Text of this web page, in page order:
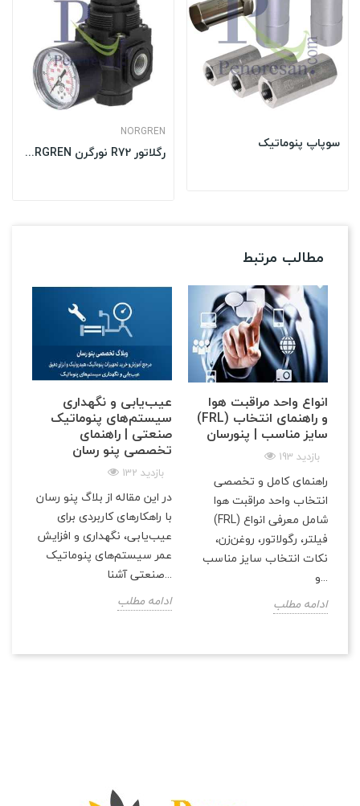
NORGREN
رگلاتور R72 نورگرن NORGREN سوپاپ پنوماتیک
مطالب مرتبط
عیب‌یابی و نگهداری
سیستم‌های پنوماتیک
صنعتی | راهنمای
تخصصی پنو رسان
132 بازدید
در این مقاله از بلاگ پنو رسان
با راهکارهای کاربردی برای
عیب‌یابی، نگهداری و افزایش
عمر سیستم‌های پنوماتیک
صنعتی آشنا...
ادامه مطلب
انواع واحد مراقبت هوا
(FRL) و راهنمای انتخاب
سایز مناسب | پنو‌رسان
193 بازدید
راهنمای کامل و تخصصی
انتخاب واحد مراقبت هوا
(FRL) شامل معرفی انواع
فیلتر، رگولاتور، روغن‌زن،
نکات انتخاب سایز مناسب
و...
ادامه مطلب